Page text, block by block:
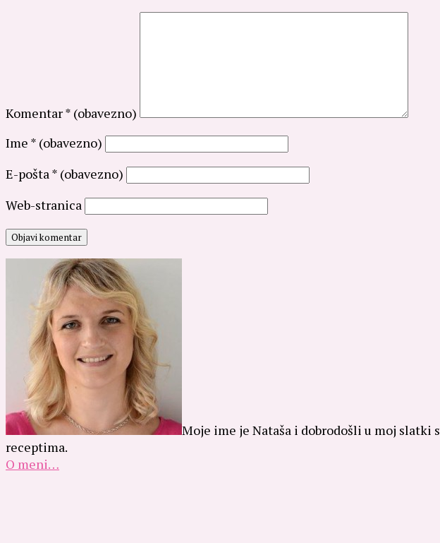
Komentar* (obavezno)
Ime * (obavezno)
E-pošta* (obavezno)
Web-stranica
Moje ime je Nataša i dobrodošli u moj slatki
receptima.
O meni…